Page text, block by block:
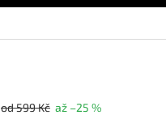
od 599 Kč až –25 %